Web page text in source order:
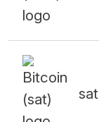
sat